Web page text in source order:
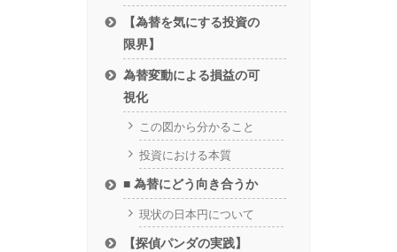
【為替を気にする投資の
限界】
為替変動による損益の可
視化
この図から分かること
投資における本質
■ 為替にどう向き合うか
現状の日本円について
【探偵パンダの実践】